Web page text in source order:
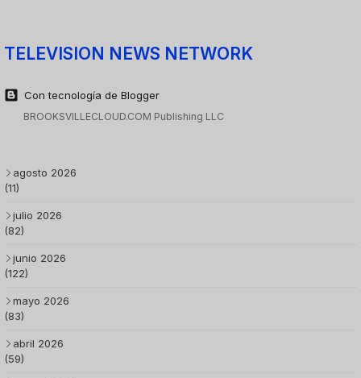
TELEVISION NEWS NETWORK
Con tecnología de Blogger
BROOKSVILLECLOUD.COM Publishing LLC
agosto 2026
(11)
julio 2026
(82)
junio 2026
(122)
mayo 2026
(83)
abril 2026
(59)